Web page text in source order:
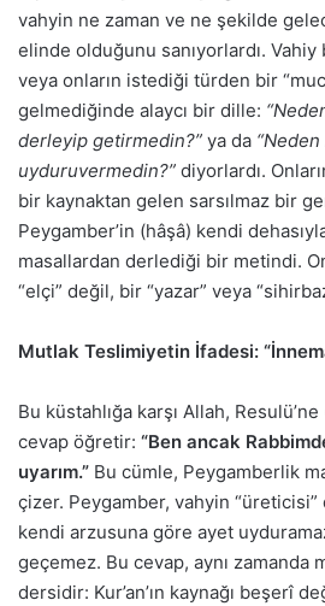
vahyin ne zaman ve ne şekilde
elinde olduğunu sanıyorlardı.
veya onların istediği türden bir
gelmediğinde alaycı bir dille:
derleyip getirmedin?” ya da
uyduruvermedin?” diyorlardı.
bir kaynaktan gelen sarsılmaz bir
Peygamber’in (hâşâ) kendi
masallardan derlediği bir metindi.
“elçi” değil, bir “yazar” veya
Mutlak Teslimiyetin İfadesi:
Bu küstahlığa karşı Allah,
cevap öğretir: “Ben ancak
uyarım.” Bu cümle, Peygamberlik
çizer. Peygamber, vahyin “üreticisi”
kendi arzusuna göre ayet
geçemez. Bu cevap, aynı zamanda
dersidir: Kur’an’ın kaynağı beşerî